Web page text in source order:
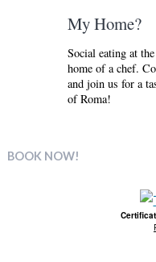
My Home?
Social eating at the
home of a chef.
and join us for a
of Roma!
BOOK NOW!